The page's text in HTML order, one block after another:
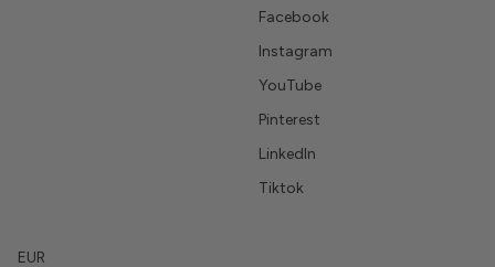
Facebook
Instagram
YouTube
Pinterest
LinkedIn
Tiktok
EUR